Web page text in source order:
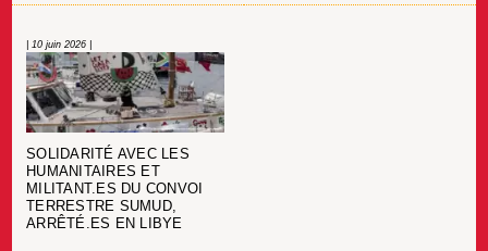
| 10 juin 2026 |
SOLIDARITÉ AVEC LES
HUMANITAIRES ET
MILITANT.ES DU CONVOI
TERRESTRE SUMUD,
ARRÊTÉ.ES EN LIBYE